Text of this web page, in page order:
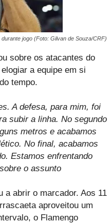
durante jogo (Foto: Gilvan de Souza/CRF)
sobre os atacantes do
a equipe em si
tempo.
A defesa, para mim, foi
subir a linha. No segundo
metros e acabamos
No final, acabamos
Estamos enfrentando
o assunto
a abrir o marcador. Aos 11
aproveitou um
o Flamengo